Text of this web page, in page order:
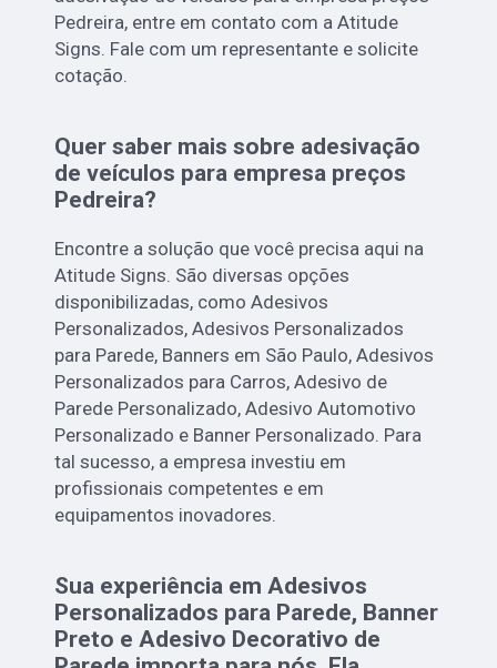
Pedreira, entre em contato com a Atitude
Signs. Fale com um representante e solicite
cotação.
Quer saber mais sobre adesivação
de veículos para empresa preços
Pedreira?
Encontre a solução que você precisa aqui na
Atitude Signs. São diversas opções
disponibilizadas, como Adesivos
Personalizados, Adesivos Personalizados
para Parede, Banners em São Paulo, Adesivos
Personalizados para Carros, Adesivo de
Parede Personalizado, Adesivo Automotivo
Personalizado e Banner Personalizado. Para
tal sucesso, a empresa investiu em
profissionais competentes e em
equipamentos inovadores.
Sua experiência em Adesivos
Personalizados para Parede, Banner
Preto e Adesivo Decorativo de